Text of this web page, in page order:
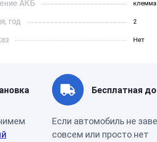
АКБ клемма
год 2
Нет
Бесплатная
Если автомобиль не
совсем или просто нет